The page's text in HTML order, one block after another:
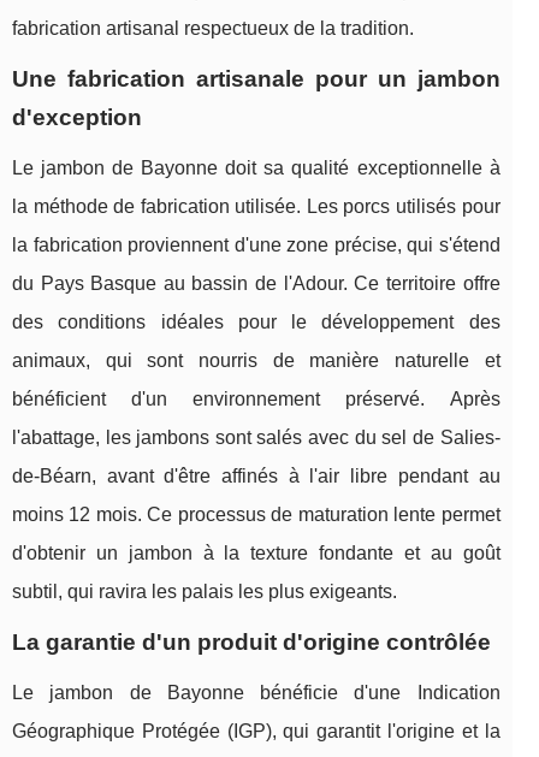
fabrication artisanal respectueux de la tradition.
Une fabrication artisanale pour un jambon
d'exception
Le jambon de Bayonne doit sa qualité exceptionnelle à
la méthode de fabrication utilisée. Les porcs utilisés pour
la fabrication proviennent d'une zone précise, qui s'étend
du Pays Basque au bassin de l'Adour. Ce territoire offre
des conditions idéales pour le développement des
animaux, qui sont nourris de manière naturelle et
bénéficient d'un environnement préservé. Après
l'abattage, les jambons sont salés avec du sel de Salies-
de-Béarn, avant d'être affinés à l'air libre pendant au
moins 12 mois. Ce processus de maturation lente permet
d'obtenir un jambon à la texture fondante et au goût
subtil, qui ravira les palais les plus exigeants.
La garantie d'un produit d'origine contrôlée
Le jambon de Bayonne bénéficie d'une Indication
Géographique Protégée (IGP), qui garantit l'origine et la